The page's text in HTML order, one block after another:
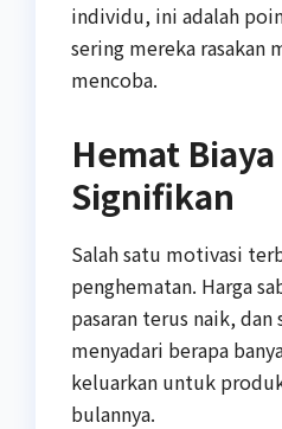
individu, ini adalah
sering mereka rasakan
mencoba.
Hemat
Signifikan
Salah satu motivasi
penghematan. Harga
pasaran terus naik,
menyadari berapa
keluarkan untuk
bulannya.